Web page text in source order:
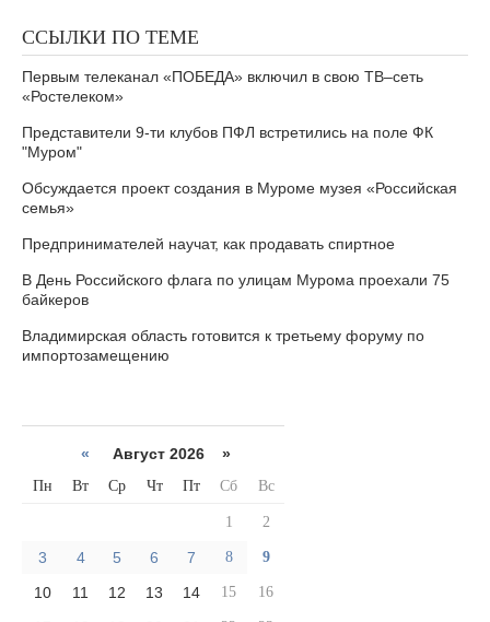
ССЫЛКИ ПО ТЕМЕ
Первым телеканал «ПОБЕДА» включил в свою ТВ–сеть
«Ростелеком»
Представители 9-ти клубов ПФЛ встретились на поле ФК
"Муром"
Обсуждается проект создания в Муроме музея «Российская
семья»
Предпринимателей научат, как продавать спиртное
В День Российского флага по улицам Мурома проехали 75
байкеров
Владимирская область готовится к третьему форуму по
импортозамещению
« Август 2026 »
Пн Вт Ср Чт Пт Сб Вс
1 2
3 4 5 6 7 8 9
10 11 12 13 14 15 16